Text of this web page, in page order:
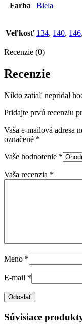
Farba Biela
Veľkosť 134, 140, 146,
Recenzie (0)
Recenzie
Nikto zatiaľ nepridal
Pridajte prvú recenziu
Vaša e-mailová adresa
označené *
Vaše hodnotenie *
Vaša recenzia *
Meno *
E-mail *
Súvisiace